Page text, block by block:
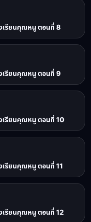
เรียนคุณหนู ตอนที่ 8
เรียนคุณหนู ตอนที่ 9
เรียนคุณหนู ตอนที่ 10
เรียนคุณหนู ตอนที่ 11
เรียนคุณหนู ตอนที่ 12